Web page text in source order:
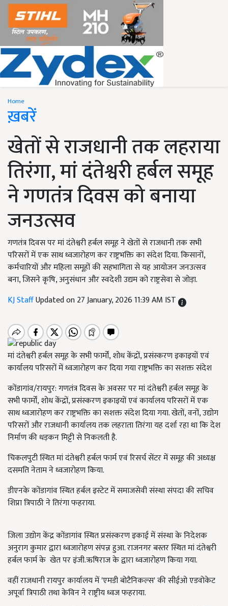
Home
ख़बरें
खेतों से राजधानी तक लहराया
तिरंगा, मां दंतेश्वरी हर्बल समूह
ने गणतंत्र दिवस को बनाया
जनउत्सव
गणतंत्र दिवस पर मां दंतेश्वरी हर्बल समूह ने खेतों से राजधानी तक सभी
परिसरों में एक साथ ध्वजारोहण कर राष्ट्रभक्ति का संदेश दिया. किसानों,
कर्मचारियों और महिला समूहों की सहभागिता से यह आयोजन जनउत्सव
बना, जिसने कृषि, अनुसंधान और स्वदेशी उद्यम को राष्ट्रसेवा से जोड़ा.
KJ StaffUpdated on 27 January, 2026 11:39 AM IST
मां दंतेश्वरी हर्बल समूह के सभी फार्मों, शोध केंद्रों, प्रसंस्करण इकाइयों एवं
कार्यालय परिसरों में ध्वजारोहण कर दिया गया राष्ट्रभक्ति का सशक्त संदेश
कोंडागांव/रायपुर: गणतंत्र दिवस के अवसर पर मां दंतेश्वरी हर्बल समूह के
सभी फार्मों, शोध केंद्रों, प्रसंस्करण इकाइयों एवं कार्यालय परिसरों में एक
साथ ध्वजारोहण कर राष्ट्रभक्ति का सशक्त संदेश दिया गया. खेतों, वनों, उद्योग
परिसरों और राजधानी कार्यालय तक लहराता तिरंगा यह दर्शा रहा था कि देश
निर्माण की धड़कन मिट्टी से निकलती है.
चिकलपुटी स्थित मां दंतेश्वरी हर्बल फार्म एवं रिसर्च सेंटर में समूह की अध्यक्ष
दसमति नेताम ने ध्वजारोहण किया.
डीएनके कोंडागांव स्थित हर्बल इस्टेट में समाजसेवी संस्था संपदा की सचिव
शिप्रा त्रिपाठी ने तिरंगा फहराया.
जिला उद्योग केंद्र कोंडागांव स्थित प्रसंस्करण इकाई में संस्था के निदेशक
अनुराग कुमार द्वारा ध्वजारोहण संपन्न हुआ. राजनगर बस्तर स्थित मां दंतेश्वरी
हर्बल फार्म के खेत पर इंजी.ऋषिराज के द्वारा ध्वजारोहण किया गया.
वहीं राजधानी रायपुर कार्यालय में 'एमडी बोटैनिकल्स' की सीईओ एडवोकेट
अपूर्वा त्रिपाठी तथा केविन ने राष्ट्रीय ध्वज फहराया.